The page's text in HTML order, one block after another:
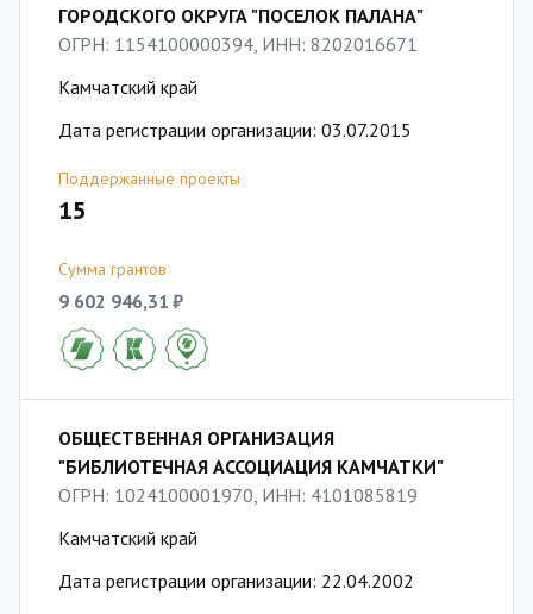
ГОРОДСКОГО ОКРУГА "ПОСЕЛОК ПАЛАНА"
ОГРН: 1154100000394, ИНН: 8202016671
Камчатский край
Дата регистрации организации: 03.07.2015
Поддержанные проекты
15
Сумма грантов
9 602 946,31 ₽
ОБЩЕСТВЕННАЯ ОРГАНИЗАЦИЯ
"БИБЛИОТЕЧНАЯ АССОЦИАЦИЯ КАМЧАТКИ"
ОГРН: 1024100001970, ИНН: 4101085819
Камчатский край
Дата регистрации организации: 22.04.2002